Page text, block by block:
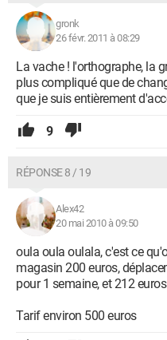
gronk
26 févr. 2011 à 08:29
La vache ! l'orthographe, la
plus compliqué que de
que je suis entièrement
9
RÉPONSE 8 / 19
Alex42
20 mai 2010 à 09:50
oula oula oulala, c'est ce
magasin 200 euros,
pour 1 semaine, et 212
Tarif environ 500 euros